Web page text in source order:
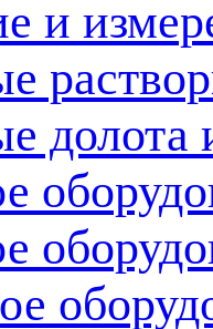
и
долота